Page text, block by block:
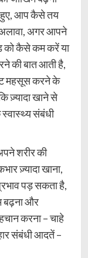
हुए, आप कैसे तय
अगर आपने
को कैसे कम करें या
की बात आती है,
महसूस करने के
ज़्यादा खाने से
संबंधी
शरीर की
ज़्यादा खाना,
पड़ सकता है,
बढ़ना और
करना – चाहे
संबंधी आदतें –